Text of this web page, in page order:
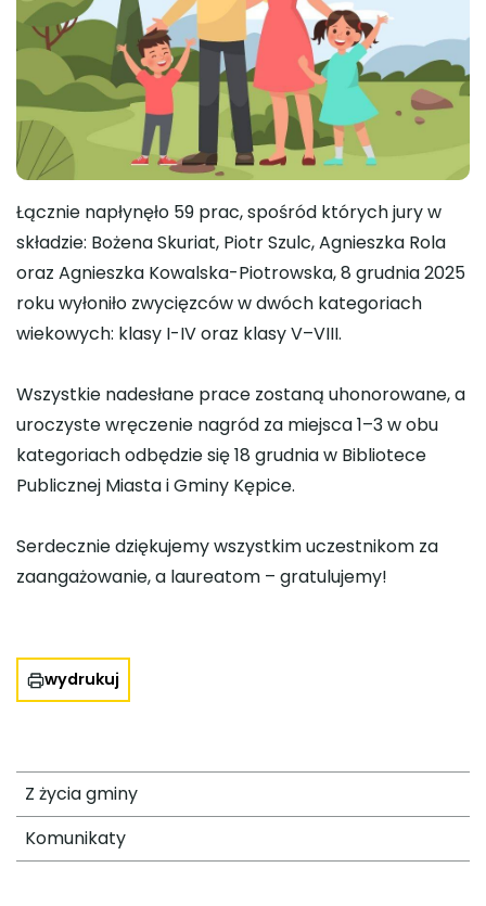
Łącznie napłynęło 59 prac, spośród których jury w
składzie: Bożena Skuriat, Piotr Szulc, Agnieszka Rola
oraz Agnieszka Kowalska-Piotrowska, 8 grudnia 2025
roku wyłoniło zwycięzców w dwóch kategoriach
wiekowych: klasy I-IV oraz klasy V–VIII.
Wszystkie nadesłane prace zostaną uhonorowane, a
uroczyste wręczenie nagród za miejsca 1–3 w obu
kategoriach odbędzie się 18 grudnia w Bibliotece
Publicznej Miasta i Gminy Kępice.
Serdecznie dziękujemy wszystkim uczestnikom za
zaangażowanie, a laureatom – gratulujemy!
wydrukuj
Z życia gminy
Komunikaty